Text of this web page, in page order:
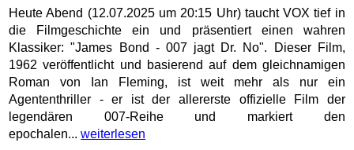
Heute Abend (12.07.2025 um 20:15 Uhr) taucht VOX tief in
die Filmgeschichte ein und präsentiert einen wahren
Klassiker: "James Bond - 007 jagt Dr. No". Dieser Film,
1962 veröffentlicht und basierend auf dem gleichnamigen
Roman von Ian Fleming, ist weit mehr als nur ein
Agententhriller - er ist der allererste offizielle Film der
legendären 007-Reihe und markiert den
epochalen...weiterlesen